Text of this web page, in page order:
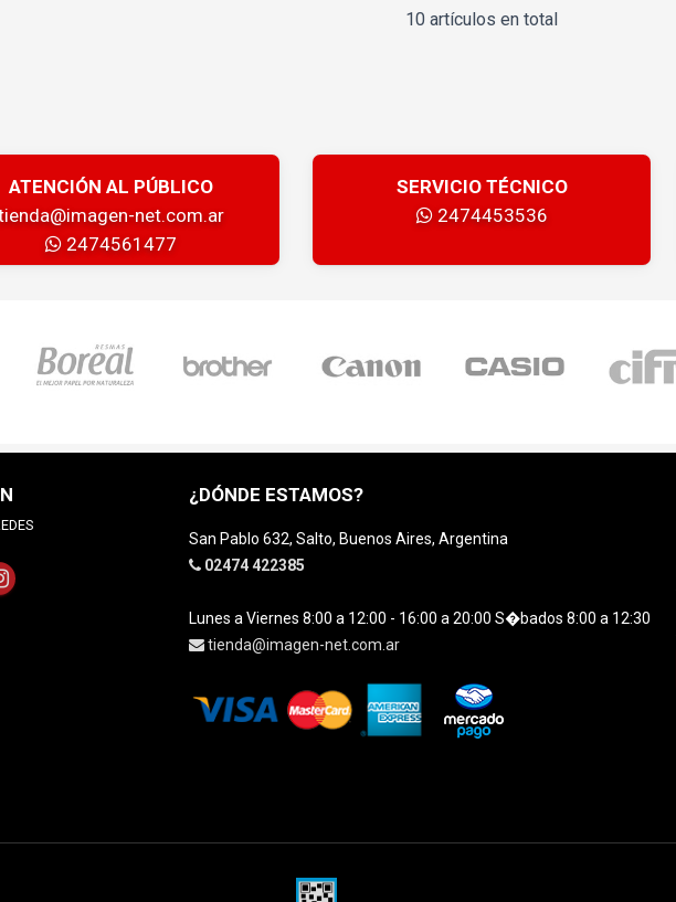
10 artículos en total
ATENCIÓN AL PÚBLICO
net.com.ar
2474561477
SERVICIO TÉCNICO
2474453536
¿DÓNDE ESTAMOS?
San Pablo 632, Salto, Buenos Aires, Argentina
02474 422385
Lunes a Viernes 8:00 a 12:00 - 16:00 a 20:00 S�bados 8:00 a 12:30
tienda@imagen-net.com.ar